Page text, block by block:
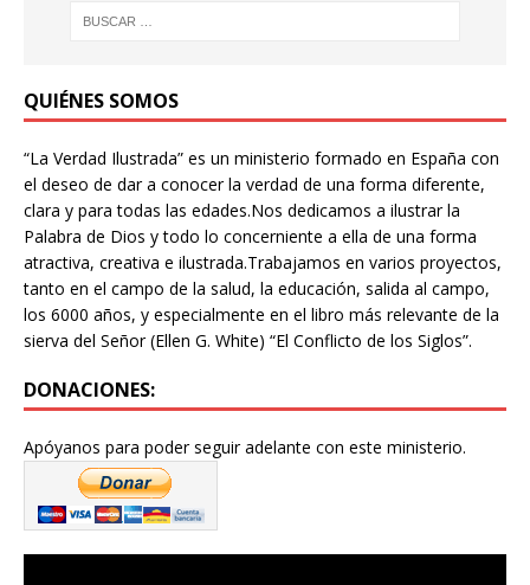
QUIÉNES SOMOS
“La Verdad Ilustrada” es un ministerio formado en España con
el deseo de dar a conocer la verdad de una forma diferente,
clara y para todas las edades.Nos dedicamos a ilustrar la
Palabra de Dios y todo lo concerniente a ella de una forma
atractiva, creativa e ilustrada.Trabajamos en varios proyectos,
tanto en el campo de la salud, la educación, salida al campo,
los 6000 años, y especialmente en el libro más relevante de la
sierva del Señor (Ellen G. White) “El Conflicto de los Siglos”.
DONACIONES:
Apóyanos para poder seguir adelante con este ministerio.